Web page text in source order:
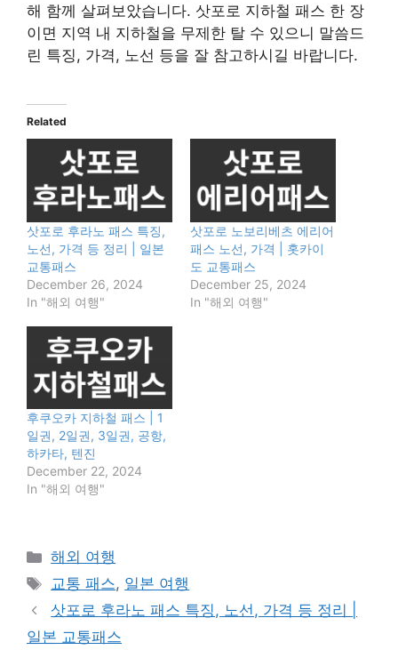
해 함께 살펴보았습니다. 삿포로 지하철 패스 한 장
이면 지역 내 지하철을 무제한 탈 수 있으니 말씀드
린 특징, 가격, 노선 등을 잘 참고하시길 바랍니다.
Related
삿포로 후라노 패스 특징,
노선, 가격 등 정리 | 일본
교통패스
December 26, 2024
In "해외 여행"
삿포로 노보리베츠 에리어
패스 노선, 가격 | 홋카이
도 교통패스
December 25, 2024
In "해외 여행"
후쿠오카 지하철 패스 | 1
일권, 2일권, 3일권, 공항,
하카타, 텐진
December 22, 2024
In "해외 여행"
Categories
해외 여행
Tags
교통 패스, 일본 여행
삿포로 후라노 패스 특징, 노선, 가격 등 정리 |
일본 교통패스